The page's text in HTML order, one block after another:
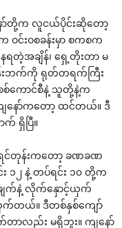
ော်တို့က လူငယ်ပိုင်းဆိုတော့
ဝင်းဝစခန်းမှာ စကစက
ေရတဲ့အချိန်၊ ရှေ့တိုးတာ မ
န်းဘက်ကို ရုတ်တရက်ကြီး
စ်ကောင်စီနဲ့ သူတို့နဲ့က
နော်ကတော့ ထင်တယ်။ ဒီ
က် ရှိပြီ။
ရင်တုန်းကတော့ ခဏခဏ
၁၂ နဲ့ တပ်ရင်း ၁၀ တို့က
ချက်နဲ့ လိုက်နှောင့်ယှက်
တယ်။ ဒီတစ်နှစ်ကျော်
လည်း မရှိဘူး။ ကျနော်